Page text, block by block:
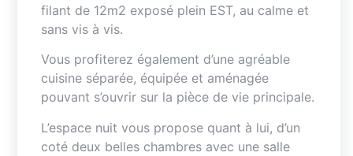
filant de 12m2 exposé plein EST, au calme et
sans vis à vis.
Vous profiterez également d’une agréable
cuisine séparée, équipée et aménagée
pouvant s’ouvrir sur la pièce de vie principale.
L’espace nuit vous propose quant à lui, d’un
coté deux belles chambres avec une salle